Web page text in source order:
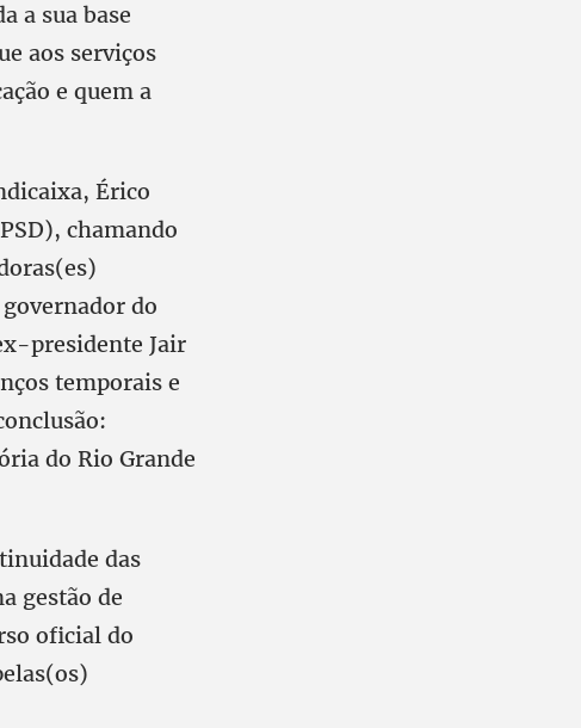
a sua base
aos serviços
e quem a
Érico
chamando
do
presidente Jair
temporais e
do Rio Grande
das
gestão de
oficial do